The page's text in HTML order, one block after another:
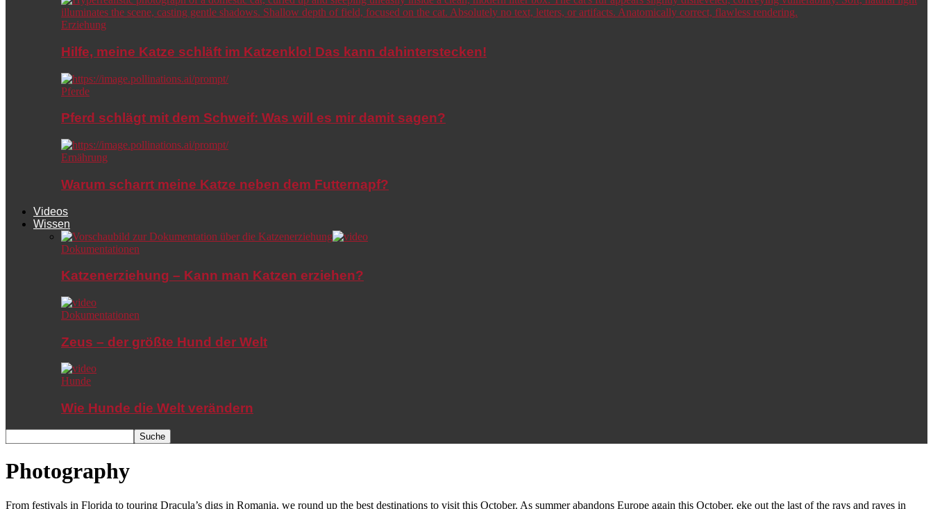
Erziehung
Hilfe, meine Katze schläft im Katzenklo! Das kann dahinterstecken!
Pferde
Pferd schlägt mit dem Schweif: Was will es mir damit sagen?
Ernährung
Warum scharrt meine Katze neben dem Futternapf?
Videos
Wissen
Dokumentationen
Katzenerziehung – Kann man Katzen erziehen?
Dokumentationen
Zeus – der größte Hund der Welt
Hunde
Wie Hunde die Welt verändern
Photography
From festivals in Florida to touring Dracula’s digs in Romania, we round up the best destinations to visit this October. As summer abandons Europe again this October, eke out the last of the rays and raves in